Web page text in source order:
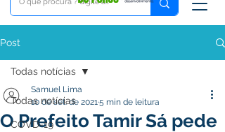
Post
Todas notícias
COVD-19
Todas notícias
O Prefeito Tamir Sá pede
Samuel Lima
10 de set. de 20215 min de leitura